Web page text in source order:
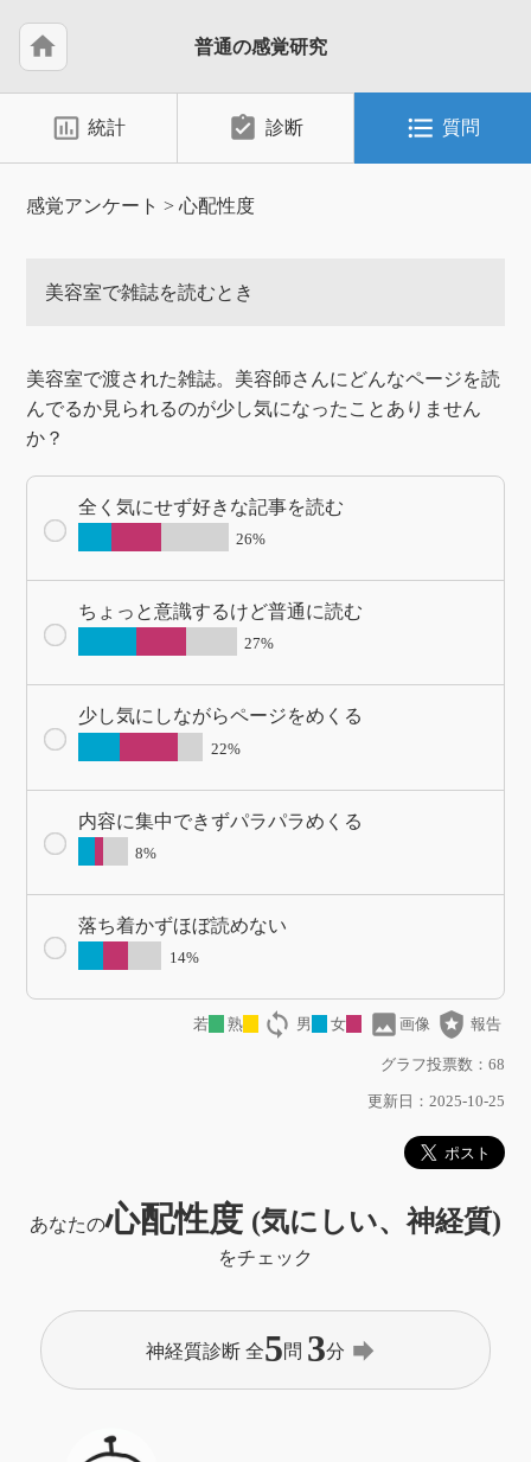
home 普通の感覚研究
insert_chart_outlined 統計 assignment_turned_in 診断 format_list_bulleted 質問
感覚アンケート >心配性度
美容室で雑誌を読むとき
美容室で渡された雑誌。美容師さんにどんなページを読
んでるか見られるのが少し気になったことありません
か？
全く気にせず好きな記事を読む
26%
ちょっと意識するけど普通に読む
27%
少し気にしながらページをめくる
22%
内容に集中できずパラパラめくる
8%
落ち着かずほぼ読めない
14%
若 熟 loop 男 女 image 画像 local_police 報告
グラフ投票数：68
更新日：2025-10-25
あなたの心配性度 (気にしい、神経質)
をチェック
神経質診断 全5問 3分 forward